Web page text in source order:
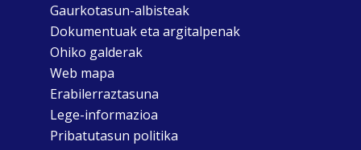
Gaurkotasun-albisteak
Dokumentuak eta argitalpenak
Ohiko galderak
Web mapa
Erabilerraztasuna
Lege-informazioa
Pribatutasun politika